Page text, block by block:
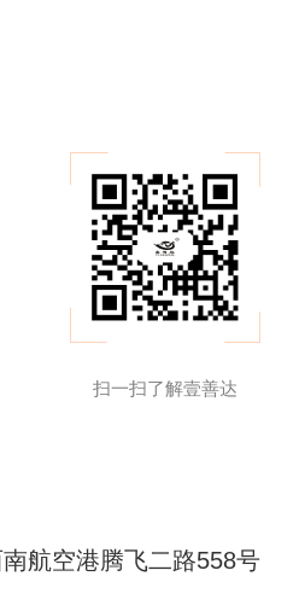
扫一扫了解壹善达
航空港腾飞二路558号